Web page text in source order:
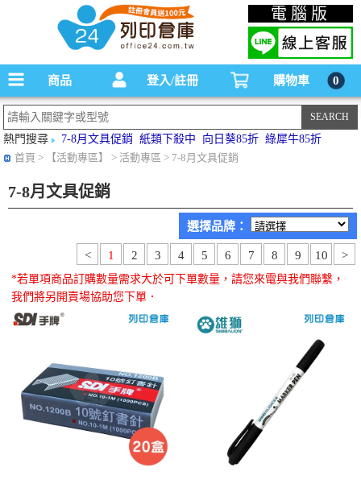
碳粉匣，墨水匣,原廠碳粉匣，副廠碳粉匣，環保碳粉匣,連續供墨印表機-office24列印
倉庫線上購物手機版
電腦版
商品 登入/註冊 購物車 0
熱門搜尋 7-8月文具促銷 紙類下殺中 向日葵85折 綠犀牛85折
首頁 > 【活動專區】 > 活動專區 > 7-8月文具促銷
7-8月文具促銷
選擇品牌：
< 1 2 3 4 5 6 7 8 9 10 >
*若單項商品訂購數量需求大於可下單數量，請您來電與我們聯繫，
我們將另開賣場協助您下單．